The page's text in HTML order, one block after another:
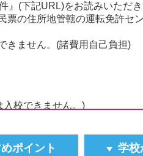
』(下記URL)をお読みいただき
票の住所地管轄の運転免許セ
きません。(諸費用自己負担)
校できません。)
ポイント 学校